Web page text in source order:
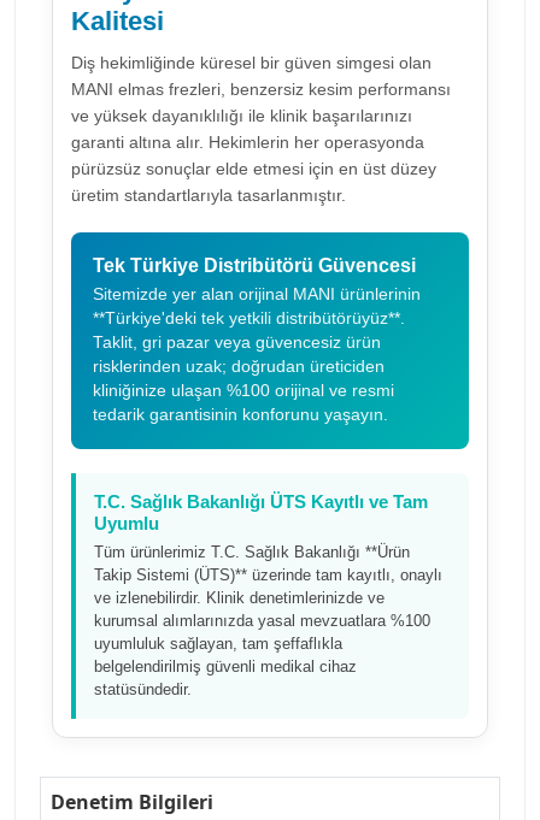
Kalitesi
Diş hekimliğinde küresel bir güven simgesi olan
MANI elmas frezleri, benzersiz kesim performansı
ve yüksek dayanıklılığı ile klinik başarılarınızı
garanti altına alır. Hekimlerin her operasyonda
pürüzsüz sonuçlar elde etmesi için en üst düzey
üretim standartlarıyla tasarlanmıştır.
Tek Türkiye Distribütörü Güvencesi
Sitemizde yer alan orijinal MANI ürünlerinin
**Türkiye'deki tek yetkili distribütörüyüz**.
Taklit, gri pazar veya güvencesiz ürün
risklerinden uzak; doğrudan üreticiden
kliniğinize ulaşan %100 orijinal ve resmi
tedarik garantisinin konforunu yaşayın.
T.C. Sağlık Bakanlığı ÜTS Kayıtlı ve Tam
Uyumlu
Tüm ürünlerimiz T.C. Sağlık Bakanlığı **Ürün
Takip Sistemi (ÜTS)** üzerinde tam kayıtlı, onaylı
ve izlenebilirdir. Klinik denetimlerinizde ve
kurumsal alımlarınızda yasal mevzuatlara %100
uyumluluk sağlayan, tam şeffaflıkla
belgelendirilmiş güvenli medikal cihaz
statüsündedir.
Denetim Bilgileri